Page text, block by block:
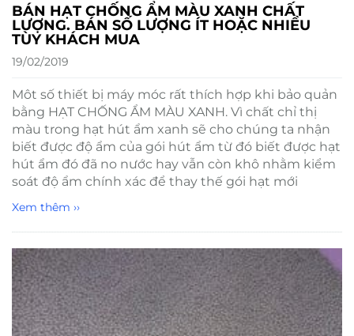
BÁN HẠT CHỐNG ẨM MÀU XANH CHẤT
LƯỢNG. BÁN SỐ LƯỢNG ÍT HOẶC NHIỀU
TÙY KHÁCH MUA
19/02/2019
Môt số thiết bị máy móc rất thích hợp khi bảo quản
bằng HẠT CHỐNG ẨM MÀU XANH. Vì chất chỉ thị
màu trong hạt hút ẩm xanh sẽ cho chúng ta nhận
biết được độ ẩm của gói hút ẩm từ đó biết được hạt
hút ẩm đó đã no nước hay vẫn còn khô nhằm kiểm
soát độ ẩm chính xác để thay thế gói hạt mới
Xem thêm ››